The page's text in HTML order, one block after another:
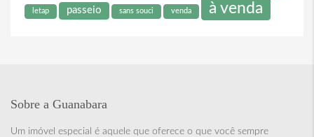
letap passeio sans souci venda à venda
Sobre a Guanabara
Um imóvel especial é aquele que oferece o que você sempre